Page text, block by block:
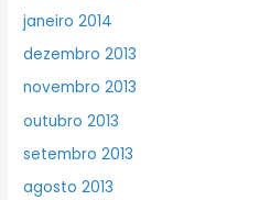
janeiro 2014
dezembro 2013
novembro 2013
outubro 2013
setembro 2013
agosto 2013